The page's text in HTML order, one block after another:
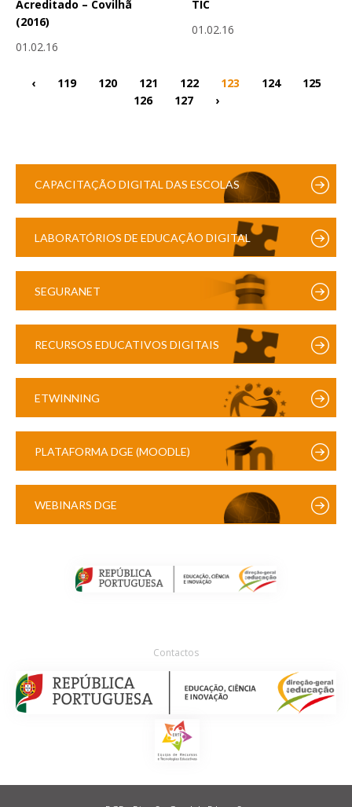
Acreditado – Covilhã
(2016)
01.02.16
TIC
01.02.16
‹ 119 120 121 122 123 124
125
126
127 ›
CAPACITAÇÃO DIGITAL DAS ESCOLAS
LABORATÓRIOS DE EDUCAÇÃO DIGITAL
SEGURANET
RECURSOS EDUCATIVOS DIGITAIS
ETWINNING
PLATAFORMA DGE (MOODLE)
WEBINARS DGE
Contactos